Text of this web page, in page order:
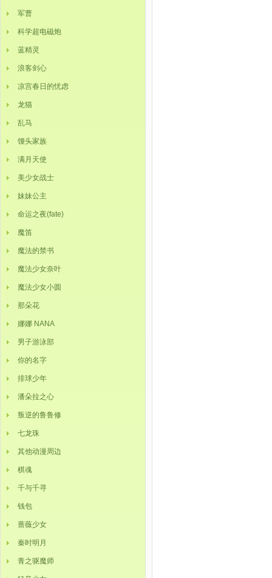
军曹
科学超电磁炮
蓝精灵
浪客剑心
凉宫春日的忧虑
龙猫
乱马
馒头家族
满月天使
美少女战士
妹妹公主
命运之夜(fate)
魔笛
魔法的禁书
魔法少女奈叶
魔法少女小圆
那朵花
娜娜 NANA
男子游泳部
你的名字
排球少年
潘朵拉之心
叛逆的鲁鲁修
七龙珠
其他动漫周边
棋魂
千与千寻
钱包
蔷薇少女
秦时明月
青之驱魔师